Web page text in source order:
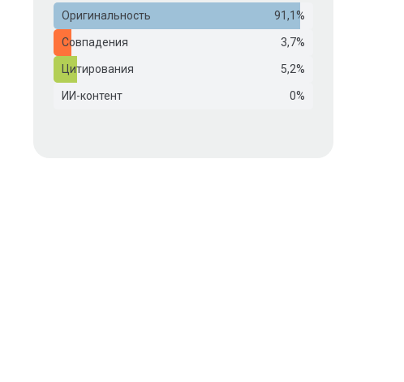
Оригинальность 91,1%
Совпадения 3,7%
Цитирования 5,2%
ИИ-контент 0%